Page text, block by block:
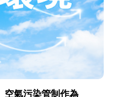
空氣污染管制作為